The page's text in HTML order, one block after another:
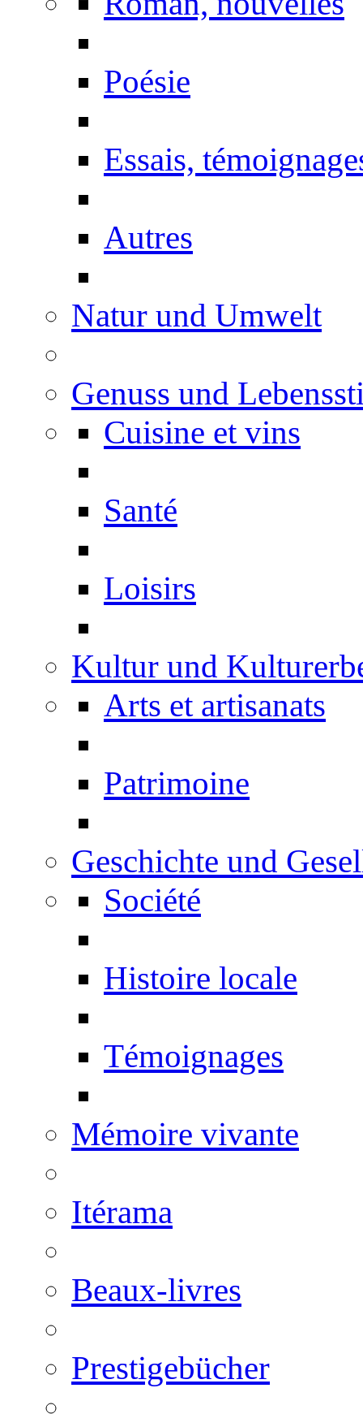
Poésie
Essais,
Autres
Natur und Umwelt
Genuss und
Cuisine et vins
Santé
Loisirs
Kultur und
Arts et artisanats
Patrimoine
Geschichte und
Société
Histoire locale
Témoignages
Mémoire vivante
Itérama
Beaux-livres
Prestigebücher